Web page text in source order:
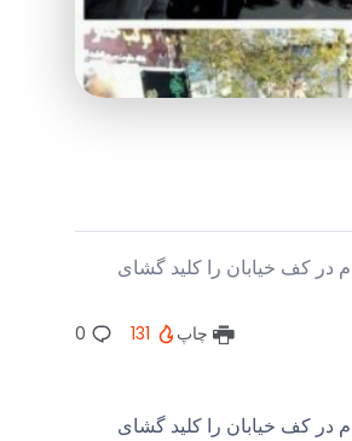
کف خیابان را کلید گشای
چاپ 131
0
کف خیابان را کلید گشای